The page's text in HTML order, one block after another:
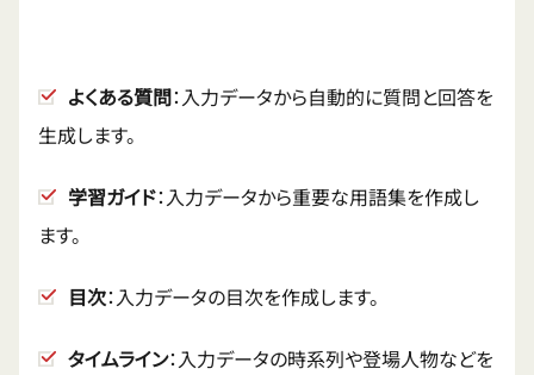
よくある質問：入力データから自動的に質問と回答を
生成します。
学習ガイド：入力データから重要な用語集を作成し
ます。
目次：入力データの目次を作成します。
タイムライン：入力データの時系列や登場人物などを